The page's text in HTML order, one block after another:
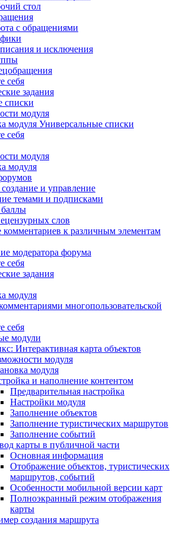
стол
с обращениями
и исключения
себя
задания
списки
модуля
модуля Универсальные списки
себя
модуля
модуля
и управление
темами и подписками
слов
комментариев к различным элементам
модератора форума
себя
задания
модуля
многопользовательской
себя
модули
Интерактивная карта объектов
модуля
модуля
и наполнение контентом
Предварительная настройка
Настройки модуля
Заполнение объектов
Заполнение туристических маршрутов
Заполнение событий
карты в публичной части
Основная информация
Отображение объектов, туристических
маршрутов, событий
Особенности мобильной версии карт
Полноэкранный режим отображения
карты
создания маршрута